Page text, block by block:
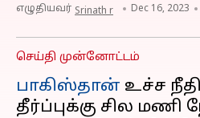
எழுதியவர் Srinath r Dec 16, 2023
செய்தி முன்னோட்டம்
பாகிஸ்தான் உச்ச
தீர்ப்புக்கு சில மணி